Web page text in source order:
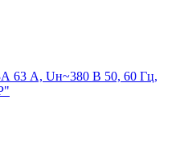
63 А, Uн~380 В 50, 60 Гц,